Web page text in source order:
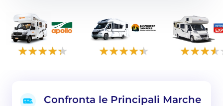
Confronta le Principali Marche